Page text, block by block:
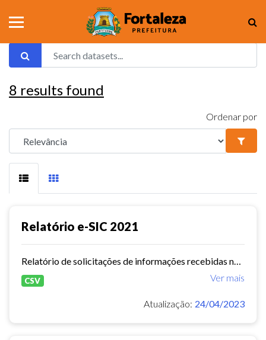
8 results found
Ordenar por
Relatório e-SIC 2021
Ver mais
CSV
Atualização: 24/04/2023